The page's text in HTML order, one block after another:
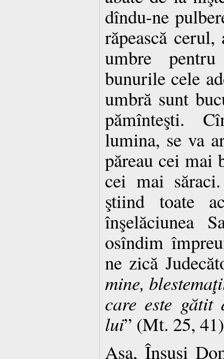
dîndu-ne
răpească
umbre
bunurile cele
umbră sunt
pămînteşti.
lumina, se va
păreau cei mai
cei mai
ştiind toate
înşelăciunea
osîndim
ne zică
mine,
care este
lui” (Mt. 25,
Aşa, Însuşi